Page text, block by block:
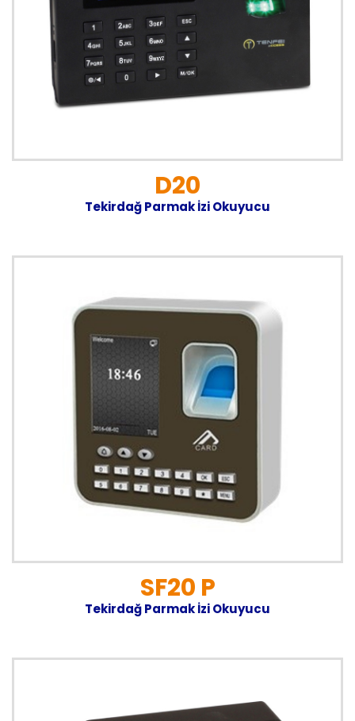
D20
Tekirdağ Parmak İzi Okuyucu
SF20 P
Tekirdağ Parmak İzi Okuyucu